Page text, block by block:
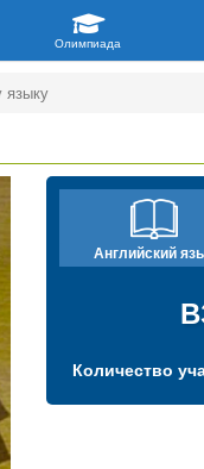
языку
Английский
Количество